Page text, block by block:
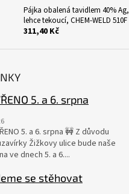
Pájka obalená tavidlem 40% Ag,
lehce tekoucí, CHEM-WELD 510F
311,40 Kč
5. a 6. srpna
5. a 6. srpna 🚧 Z důvodu
Žižkovy ulice bude naše
ve dnech 5. a 6....
se stěhovat